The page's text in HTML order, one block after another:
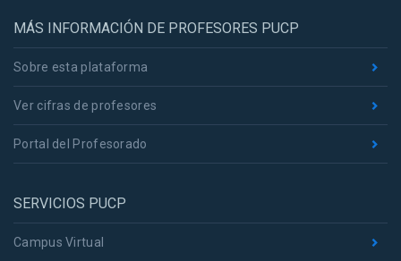
MÁS INFORMACIÓN DE PROFESORES PUCP
Sobre esta plataforma
Ver cifras de profesores
Portal del Profesorado
SERVICIOS PUCP
Campus Virtual